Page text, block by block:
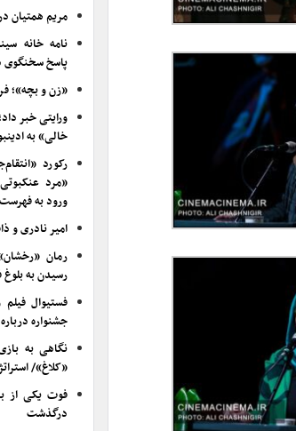
مریم همتیان
نامه خانه
پاسخ
«زن و بچه»؛
ورایتی خبر
خالی» به
رکورد
«مرد
ورود به
امیر نادری و
رمان
رسیدن به
جشنواره
نگاهی به
«کلاغ»/
فوت یکی از
درگذشت